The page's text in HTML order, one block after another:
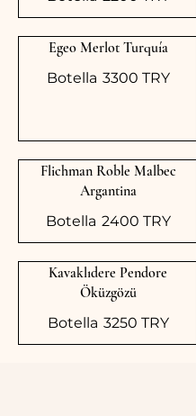
Egeo Merlot Turquía
Botella 3300 TRY
Flichman Roble Malbec
Argantina
Botella 2400 TRY
Kavaklıdere Pendore
Öküzgözü
Botella 3250 TRY